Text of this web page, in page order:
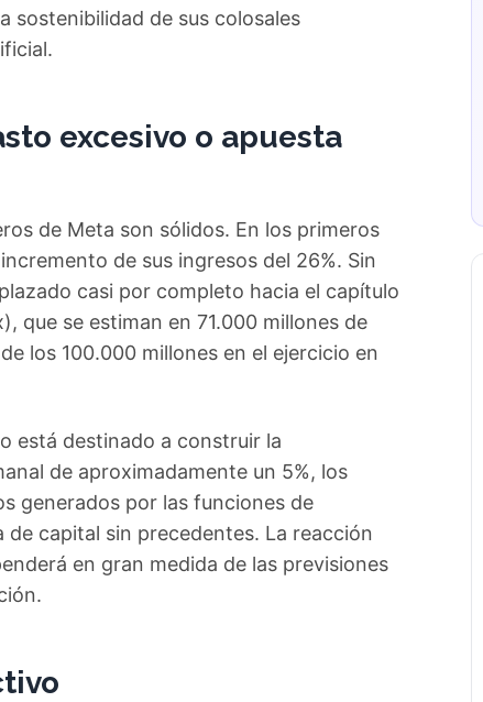
sostenibilidad de sus colosales
excesivo o apuesta
de Meta son sólidos. En los primeros
de sus ingresos del 26%. Sin
casi por completo hacia el capítulo
que se estiman en 71.000 millones de
los 100.000 millones en el ejercicio en
está destinado a construir la
de aproximadamente un 5%, los
generados por las funciones de
capital sin precedentes. La reacción
en gran medida de las previsiones